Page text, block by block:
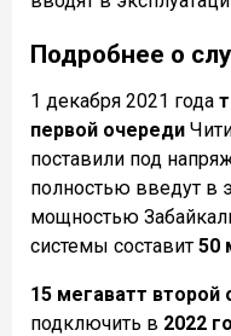
Подробнее о
1 декабря 2021 года
первой очереди
поставили под
полностью введут в
мощностью
системы составит 50
15 мегаватт второй
подключить в 2022